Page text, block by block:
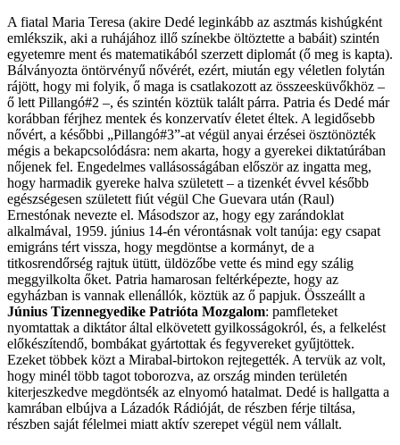
A fiatal Maria Teresa (akire Dedé leginkább az asztmás kishúgként
emlékszik, aki a ruhájához illő színekbe öltöztette a babáit) szintén
egyetemre ment és matematikából szerzett diplomát (ő meg is kapta).
Bálványozta öntörvényű nővérét, ezért, miután egy véletlen folytán
rájött, hogy mi folyik, ő maga is csatlakozott az összeesküvőkhöz –
ő lett Pillangó#2 –, és szintén köztük talált párra. Patria és Dedé már
korábban férjhez mentek és konzervatív életet éltek. A legidősebb
nővért, a későbbi „Pillangó#3”-at végül anyai érzései ösztönözték
mégis a bekapcsolódásra: nem akarta, hogy a gyerekei diktatúrában
nőjenek fel. Engedelmes vallásosságában először az ingatta meg,
hogy harmadik gyereke halva született – a tizenkét évvel később
egészségesen született fiút végül Che Guevara után (Raul)
Ernestónak nevezte el. Másodszor az, hogy egy zarándoklat
alkalmával, 1959. június 14-én vérontásnak volt tanúja: egy csapat
emigráns tért vissza, hogy megdöntse a kormányt, de a
titkosrendőrség rajtuk ütütt, üldözőbe vette és mind egy szálig
meggyilkolta őket. Patria hamarosan feltérképezte, hogy az
egyházban is vannak ellenállók, köztük az ő papjuk. Összeállt a
Június Tizennegyedike Patrióta Mozgalom: pamfleteket
nyomtattak a diktátor által elkövetett gyilkosságokról, és, a felkelést
előkészítendő, bombákat gyártottak és fegyvereket gyűjtöttek.
Ezeket többek közt a Mirabal-birtokon rejtegették. A tervük az volt,
hogy minél több tagot toborozva, az ország minden területén
kiterjeszkedve megdöntsék az elnyomó hatalmat. Dedé is hallgatta a
kamrában elbújva a Lázadók Rádióját, de részben férje tiltása,
részben saját félelmei miatt aktív szerepet végül nem vállalt.